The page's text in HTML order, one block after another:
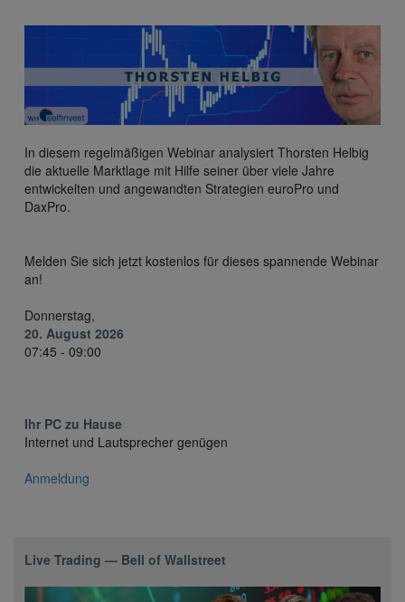
In diesem regelmäßigen Webinar analysiert Thorsten Helbig
die aktuelle Marktlage mit Hilfe seiner über viele Jahre
entwickelten und angewandten Strategien euroPro und
DaxPro.
Melden Sie sich jetzt kostenlos für dieses spannende Webinar
an!
Donnerstag,
20. August 2026
07:45 - 09:00
Ihr PC zu Hause
Internet und Lautsprecher genügen
Anmeldung
Live Trading — Bell of Wallstreet